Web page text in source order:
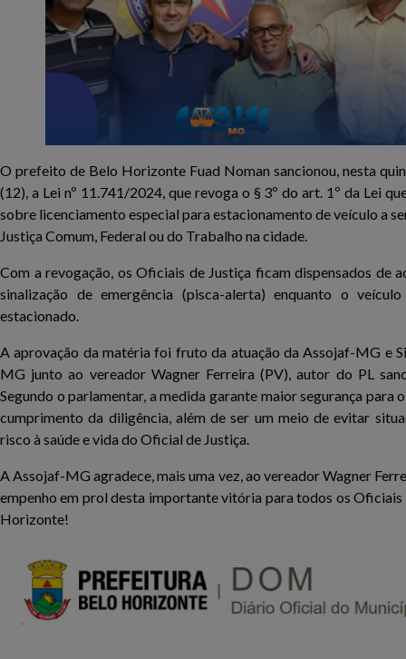
O prefeito de Belo Horizonte Fuad Noman sancionou, nesta
(12), a Lei nº 11.741/2024, que revoga o § 3º do art. 1º da Lei
sobre licenciamento especial para estacionamento de veículo a
Justiça Comum, Federal ou do Trabalho na cidade.
Com a revogação, os Oficiais de Justiça ficam dispensados de
sinalização de emergência (pisca-alerta) enquanto o
estacionado.
A aprovação da matéria foi fruto da atuação da Assojaf-MG e
MG junto ao vereador Wagner Ferreira (PV), autor do PL
Segundo o parlamentar, a medida garante maior segurança para
cumprimento da diligência, além de ser um meio de evitar
risco à saúde e vida do Oficial de Justiça.
A Assojaf-MG agradece, mais uma vez, ao vereador Wagner
empenho em prol desta importante vitória para todos os Oficiais
Horizonte!